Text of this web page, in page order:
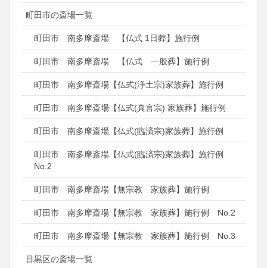
町田市の斎場一覧
町田市 南多摩斎場 【仏式 1日葬】施行例
町田市 南多摩斎場 【仏式 一般葬】施行例
町田市 南多摩斎場【仏式(浄土宗)家族葬】施行例
町田市 南多摩斎場【仏式(真言宗) 家族葬】施行例
町田市 南多摩斎場【仏式(臨済宗)家族葬】施行例
町田市 南多摩斎場【仏式(臨済宗)家族葬】施行例
No.2
町田市 南多摩斎場【無宗教 家族葬】施行例
町田市 南多摩斎場【無宗教 家族葬】施行例 No.2
町田市 南多摩斎場【無宗教 家族葬】施行例 No.3
目黒区の斎場一覧